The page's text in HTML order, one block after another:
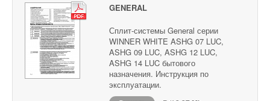
GENERAL
Сплит-системы General серии
WINNER WHITE ASHG 07 LUC,
ASHG 09 LUC, ASHG 12 LUC,
ASHG 14 LUC бытового
назначения. Инструкция по
эксплуатации.